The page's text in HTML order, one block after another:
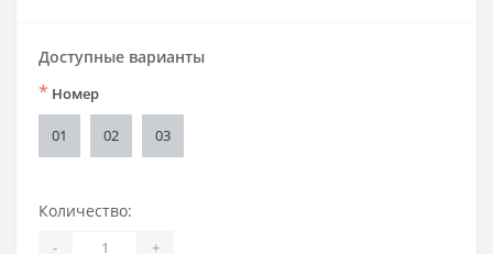
Доступные варианты
* Номер
01 02 03
Количество:
- +